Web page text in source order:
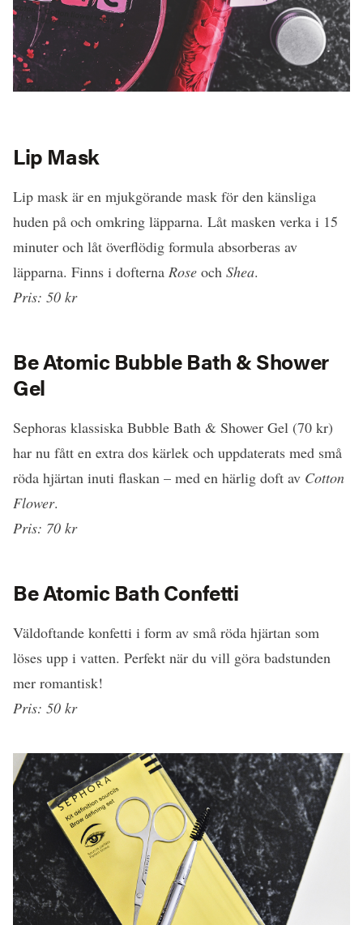
Lip Mask
Lip mask är en mjukgörande mask för den känsliga
huden på och omkring läpparna. Låt masken verka i 15
minuter och låt överflödig formula absorberas av
läpparna. Finns i dofterna Rose och Shea.
Pris: 50 kr
Be Atomic Bubble Bath & Shower
Gel
Sephoras klassiska Bubble Bath & Shower Gel (70 kr)
har nu fått en extra dos kärlek och uppdaterats med små
röda hjärtan inuti flaskan – med en härlig doft av Cotton
Flower.
Pris: 70 kr
Be Atomic Bath Confetti
Väldoftande konfetti i form av små röda hjärtan som
löses upp i vatten. Perfekt när du vill göra badstunden
mer romantisk!
Pris: 50 kr